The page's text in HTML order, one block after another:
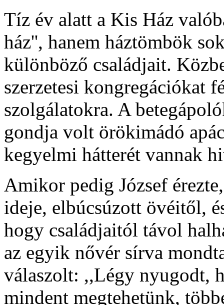
Tíz év alatt a Kis Ház
ház'', hanem háztömbök
különböző családjait.
szerzetesi kongregációkat
szolgálatokra. A
gondja volt örökimádó
kegyelmi hátterét vannak
Amikor pedig József
ideje, elbúcsúzott övéitől,
hogy családjaitól távol
az egyik nővér sírva
válaszolt: ,,Légy nyugodt,
mindent megtehetünk,